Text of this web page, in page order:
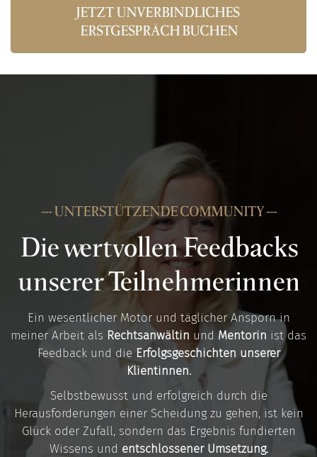
JETZT UNVERBINDLICHES
ERSTGESPRÄCH BUCHEN
--- UNTERSTÜTZENDE COMMUNITY ---
Die wertvollen Feedbacks
unserer Teilnehmerinnen
Ein wesentlicher Motor und täglicher Ansporn in
meiner Arbeit als Rechtsanwältin und Mentorin ist das
Feedback und die Erfolgsgeschichten unserer
Klientinnen.
Selbstbewusst und erfolgreich durch die
Herausforderungen einer Scheidung zu gehen, ist kein
Glück oder Zufall, sondern das Ergebnis fundierten
Wissens und entschlossener Umsetzung.